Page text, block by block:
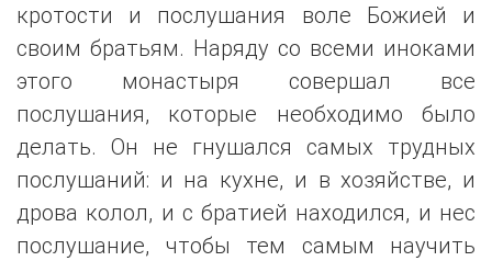
кротости и послушания воле Божией и
своим братьям. Наряду со всеми иноками
этого монастыря совершал все
послушания, которые необходимо было
делать. Он не гнушался самых трудных
послушаний: и на кухне, и в хозяйстве, и
дрова колол, и с братией находился, и нес
послушание, чтобы тем самым научить